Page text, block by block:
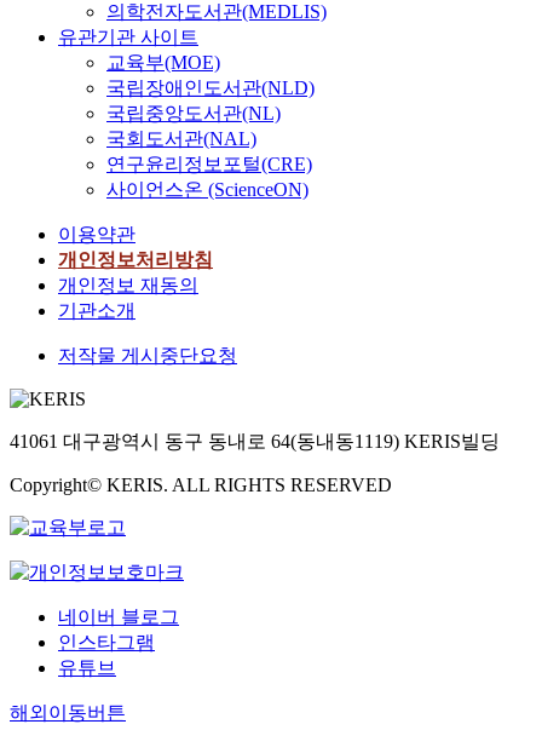
의학전자도서관(MEDLIS)
유관기관 사이트
교육부(MOE)
국립장애인도서관(NLD)
국립중앙도서관(NL)
국회도서관(NAL)
연구윤리정보포털(CRE)
사이언스온 (ScienceON)
이용약관
개인정보처리방침
개인정보 재동의
기관소개
저작물 게시중단요청
41061 대구광역시 동구 동내로 64(동내동1119) KERIS빌딩
Copyright© KERIS. ALL RIGHTS RESERVED
네이버 블로그
인스타그램
유튜브
해외이동버튼